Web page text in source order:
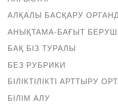
АЛҚАЛЫ БАСҚАРУ
АНЫҚТАМА-БАҒЫТ
БАҚ БІЗ ТУРАЛЫ
БЕЗ РУБРИКИ
БІЛІКТІЛІКТІ АРТТЫРУ
БІЛІМ АЛУ